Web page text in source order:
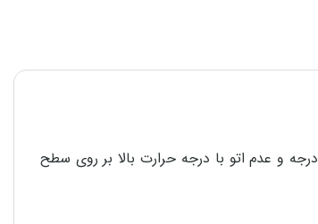
برای استحکام و دوام هر چه بیشتر محصولات در امر شستشو، پشت و رو کردن لباس قبل از شستشو، استفاده از مایع شوینده، آب گرم کمتر از ۳۰ درجه و عدم اتو با درجه حرارت بالا بر روی سطح